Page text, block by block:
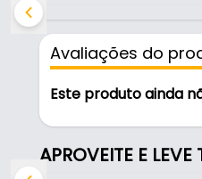
- Marca: 3D
- Modelo: Lança
- Material: Aço
- Acabamento: Ouro
- Comprimento: 145
- Largura: 32 mm
- Espessura: 1,2 mm
Avaliações do
Este produto ainda
APROVEITE E